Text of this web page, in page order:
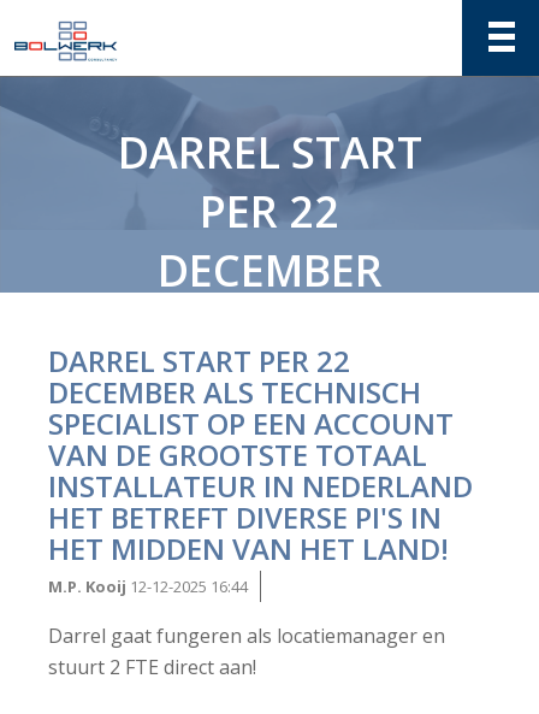
DARREL START
PER 22
DECEMBER
TECHNISCH
SPECIALIST OP
EEN ACCOUNT
VAN DE
GROOTSTE
TOTAAL
DARREL START PER 22
DECEMBER ALS TECHNISCH
SPECIALIST OP EEN ACCOUNT
VAN DE GROOTSTE TOTAAL
INSTALLATEUR IN NEDERLAND
HET BETREFT DIVERSE PI'S IN
HET MIDDEN VAN HET LAND!
M.P. Kooij 12-12-2025 16:44
Darrel gaat fungeren als locatiemanager en
stuurt 2 FTE direct aan!